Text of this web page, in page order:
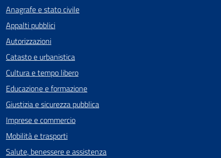
Anagrafe e stato civile
Appalti pubblici
Autorizzazioni
Catasto e urbanistica
Cultura e tempo libero
Educazione e formazione
Giustizia e sicurezza pubblica
Imprese e commercio
Mobilità e trasporti
Salute, benessere e assistenza